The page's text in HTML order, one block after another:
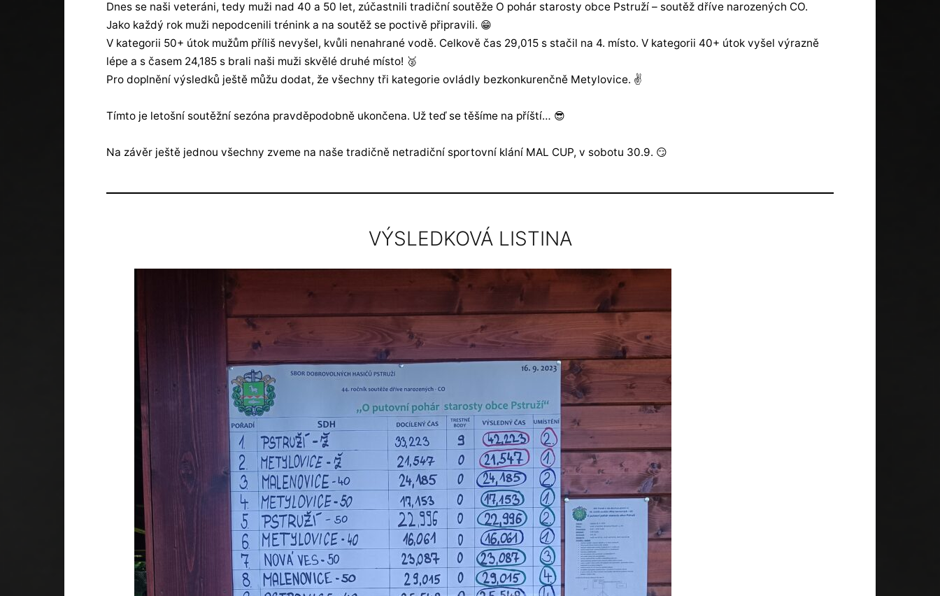
Dnes se naši veteráni, tedy muži nad 40 a 50 let, zúčastnili tradiční soutěže O pohár starosty obce Pstruží – soutěž dříve narozených CO.
Jako každý rok muži nepodcenili trénink a na soutěž se poctivě připravili. 😁
V kategorii 50+ útok mužům příliš nevyšel, kvůli nenahrané vodě. Celkově čas 29,015 s stačil na 4. místo. V kategorii 40+ útok vyšel výrazně
lépe a s časem 24,185 s brali naši muži skvělé druhé místo! 🥈
Pro doplnění výsledků ještě můžu dodat, že všechny tři kategorie ovládly bezkonkurenčně Metylovice. ✌️
Tímto je letošní soutěžní sezóna pravděpodobně ukončena. Už teď se těšíme na příští… 😎
Na závěr ještě jednou všechny zveme na naše tradičně netradiční sportovní klání MAL CUP, v sobotu 30.9. 😏
VÝSLEDKOVÁ LISTINA